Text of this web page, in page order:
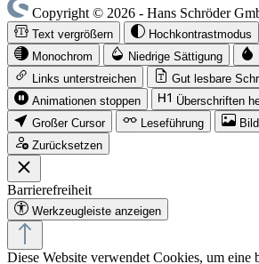
Copyright © 2026 - Hans Schröder
Text vergrößern Hochkontrastmodus
Monochrom
Niedrige Sättigung
Links unterstreichen
Gut lesbare
Animationen stoppen
Überschriften
Großer Cursor
Leseführung
Zurücksetzen
Barrierefreiheit
Werkzeugleiste anzeigen
Diese Website verwendet Cookies, um eine